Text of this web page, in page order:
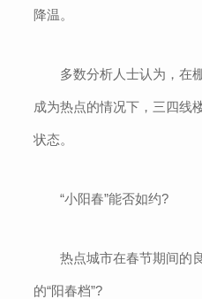
降温。
多数分析人士认为，在
成为热点的情况下，三四线
状态。
“小阳春”能否如约?
热点城市在春节期间的
的“阳春档”?